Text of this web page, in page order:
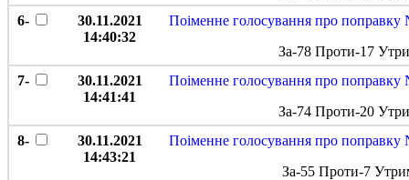
6-
30.11.2021
14:40:32
Поіменне голосування про
За-78 Проти-17
7-
30.11.2021
14:41:41
Поіменне голосування про
За-74 Проти-20
8-
30.11.2021
14:43:21
Поіменне голосування про
За-55 Проти-7